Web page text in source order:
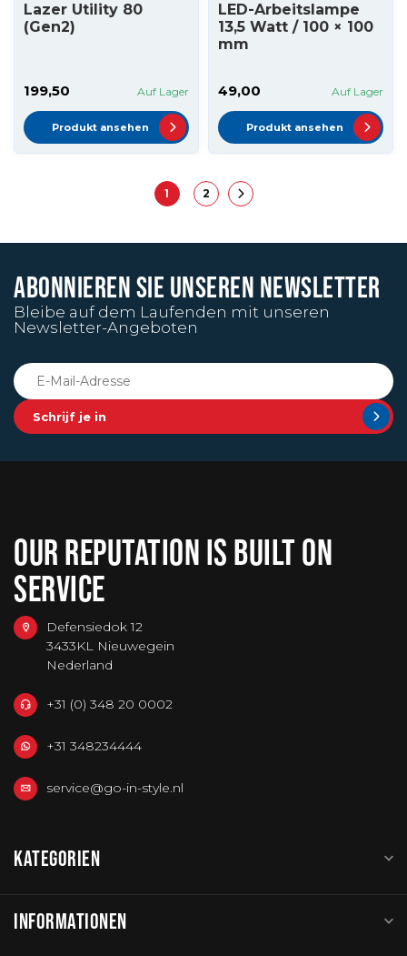
Lazer Utility 80
(Gen2)
199,50 Auf Lager
Produkt ansehen
LED-Arbeitslampe
13,5 Watt / 100 × 100
mm
49,00 Auf Lager
Produkt ansehen
1 2
ABONNIEREN SIE UNSEREN NEWSLETTER
Bleibe auf dem Laufenden mit unseren
Newsletter-Angeboten
Schrijf je in
OUR REPUTATION IS BUILT ON
SERVICE
Defensiedok 12
3433KL Nieuwegein
Nederland
+31 (0) 348 20 0002
+31 348234444
service@go-in-style.nl
KATEGORIEN
INFORMATIONEN